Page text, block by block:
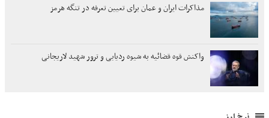
مذاکرات ایران و عمان برای تعیین تعرفه در تنگه هرمز
واکنش قوه قضائیه به شیوه ردیابی و ترور شهید لاریجانی